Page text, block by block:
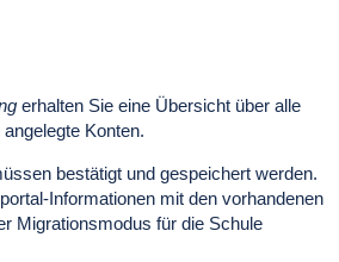
erhalten Sie eine Übersicht über alle
Konten.
bestätigt und gespeichert werden.
Informationen mit den vorhandenen
Migrationsmodus für die Schule